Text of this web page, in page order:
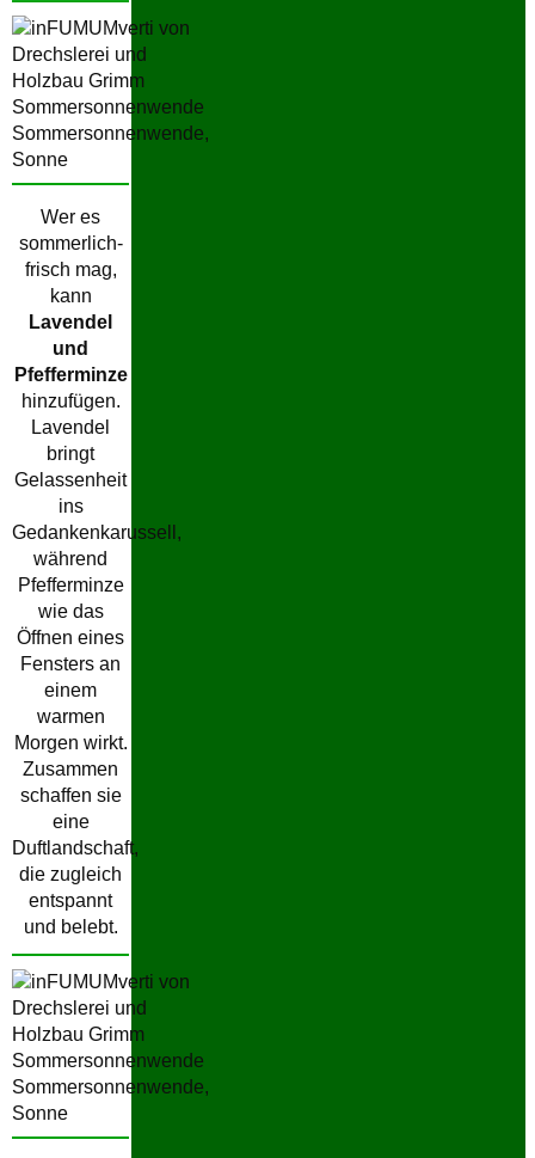
Wer es
sommerlich-
frisch mag,
kann
Lavendel
und
Pfefferminze
hinzufügen.
Lavendel
bringt
Gelassenheit
ins
Gedankenkarussell,
während
Pfefferminze
wie das
Öffnen eines
Fensters an
einem
warmen
Morgen wirkt.
Zusammen
schaffen sie
eine
Duftlandschaft,
die zugleich
entspannt
und belebt.